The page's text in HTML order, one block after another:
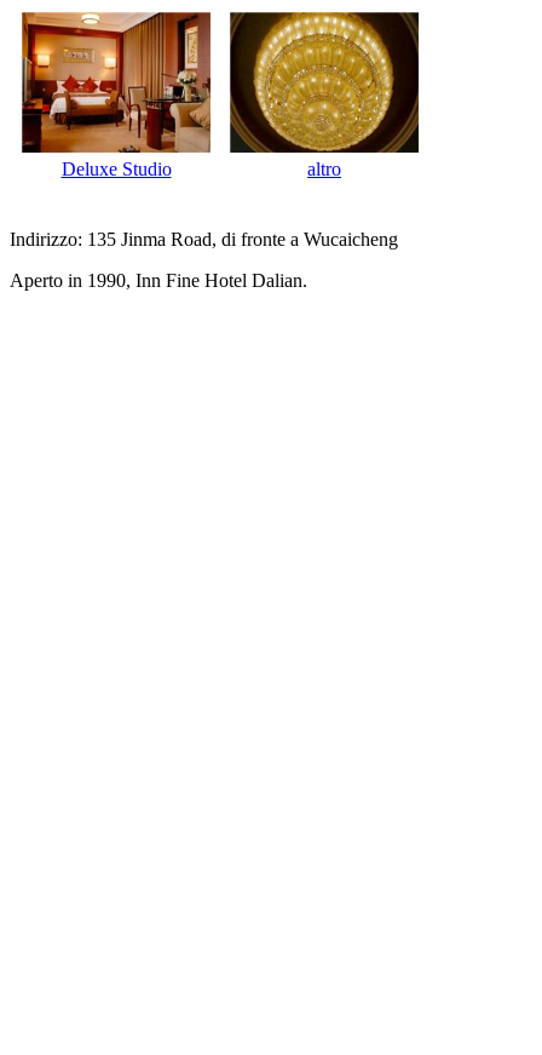
Deluxe Studio altro
Indirizzo: 135 Jinma Road, di fronte a Wucaicheng
Aperto in 1990, Inn Fine Hotel Dalian.